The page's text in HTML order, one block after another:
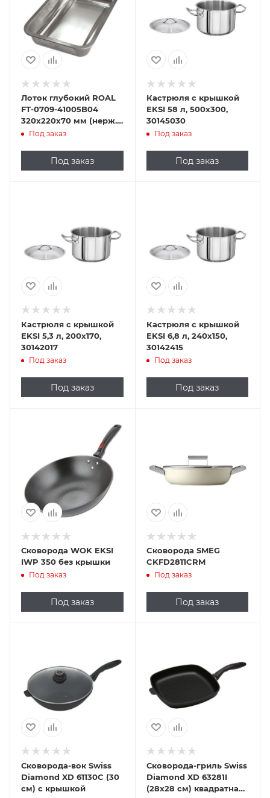
Лоток глубокий ROAL
FT-0709-41005B04
320х220х70 мм (нерж.
сталь)
Под заказ
Под заказ
Кастрюля с крышкой
EKSI 58 л, 500х300,
30145030
Под заказ
Под заказ
Кастрюля с крышкой
EKSI 5,3 л, 200х170,
30142017
Под заказ
Под заказ
Кастрюля с крышкой
EKSI 6,8 л, 240х150,
30142415
Под заказ
Под заказ
Сковорода WOK EKSI
IWP 350 без крышки
Под заказ
Под заказ
Cковорода SMEG
CKFD2811CRM
Под заказ
Под заказ
Сковорода-вок Swiss
Diamond XD 61130C (30
см) с крышкой
Сковорода-гриль Swiss
Diamond XD 63281I
(28х28 см) квадратная